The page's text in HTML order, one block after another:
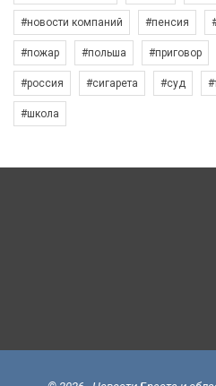
#новости компаний #пенсия
#пожар #польша #приговор
#россия #сигарета #суд
#школа